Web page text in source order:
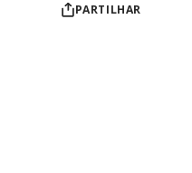
PARTILHAR